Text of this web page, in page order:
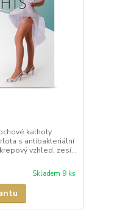
kalhoty
s antibakteriální
vzhled, zesí...
Skladem 9 ks